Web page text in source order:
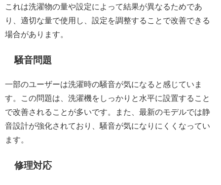
これは洗濯物の量や設定によって結果が異なるためであ
り、適切な量で使用し、設定を調整することで改善できる
場合があります。
騒音問題
一部のユーザーは洗濯時の騒音が気になると感じていま
す。この問題は、洗濯機をしっかりと水平に設置すること
で改善されることが多いです。また、最新のモデルでは静
音設計が強化されており、騒音が気になりにくくなってい
ます。
修理対応